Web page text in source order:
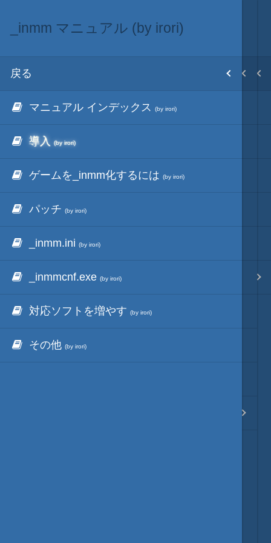
目次
初期設置
改造目録
武将データ
フルカラー画面モード
画像入替
映像入替
音入替
音入替
フル効果音キット
歴代シリーズBGMの抽出
BGMと_inmm.dll
InmmSvrTermMod
inmm.ini設定用EXCEL
_inmmサイトアーカイブ
_inmm サイトアーカイブ (by irori)
戻る
_inmm インデックス(by irori)
更新履歴
FAQ(by irori)
_svfw32.dll
avg32tools(by irori)
inmmbridge(by irori)
動作477タイトル(タイトル順)
動作477タイトル
_inmm マニュアル (by irori)
戻る
マニュアル インデックス(by irori)
導入(by irori)
ゲームを_inmm化するには(by irori)
パッチ(by irori)
_inmm.ini(by irori)
_inmmcnf.exe(by irori)
対応ソフトを増やす(by irori)
その他(by irori)フォント入替